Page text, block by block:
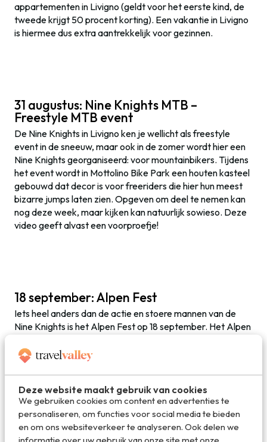
Deze website maakt gebruik van cookies
We gebruiken cookies om content en advertenties te
personaliseren, om functies voor social media te bieden
en om ons websiteverkeer te analyseren. Ook delen we
informatie over uw gebruik van onze site met onze
appartementen in Livigno (geldt voor het eerste kind, de
tweede krijgt 50 procent korting). Een vakantie in Livigno
is hiermee dus extra aantrekkelijk voor gezinnen.
31 augustus: Nine Knights MTB –
Freestyle MTB event
De Nine Knights in Livigno ken je wellicht als freestyle
event in de sneeuw, maar ook in de zomer wordt hier een
Nine Knights georganiseerd: voor mountainbikers. Tijdens
het event wordt in Mottolino Bike Park een houten kasteel
gebouwd dat decor is voor freeriders die hier hun meest
bizarre jumps laten zien. Opgeven om deel te nemen kan
nog deze week, maar kijken kan natuurlijk sowieso. Deze
video geeft alvast een voorproefje!
18 september: Alpen Fest
Iets heel anders dan de actie en stoere mannen van de
Nine Knights is het Alpen Fest op 18 september. Het Alpen
naar de stal wordt gebracht voor de winter. Het zal eind
september (hopelijk) niet lang meer duren voor de eerste
sneeuwvlokken weer gaan vallen, en dan moet het vee
weer veilig op stal staan. Een kleurrijk event dat met een
hoop gezelligheid en een parade gevierd wordt! Voor het
Alpen Fest is een speciaal een aantrekkelijk arrangement
samengesteld: meer info vind je op de website.